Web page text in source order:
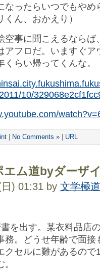
なったらいつでもやめ
ん、おかえり）
空事に聞こえるならば
アフロだ。いますぐア
らい帰ってくんな。
10/
No Comments » URL
エム道byダーザ
) 01:31 by 文学極
を出す。某衣料品店
務。どうせ年齢で面接
クセルに難があるの